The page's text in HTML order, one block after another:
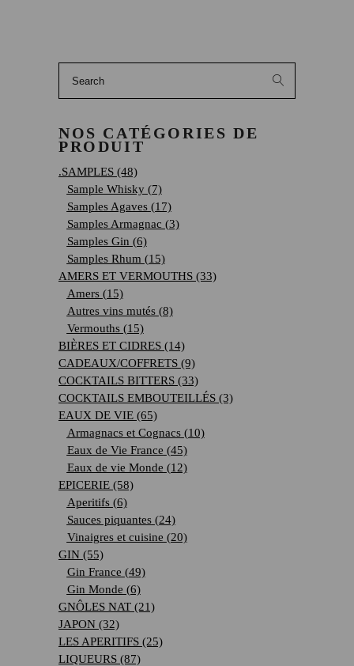
Search
for:
NOS CATÉGORIES DE
PRODUIT
.SAMPLES (48)
Sample Whisky (7)
Samples Agaves (17)
Samples Armagnac (3)
Samples Gin (6)
Samples Rhum (15)
AMERS ET VERMOUTHS (33)
Amers (15)
Autres vins mutés (8)
Vermouths (15)
BIÈRES ET CIDRES (14)
CADEAUX/COFFRETS (9)
COCKTAILS BITTERS (33)
COCKTAILS EMBOUTEILLÉS (3)
EAUX DE VIE (65)
Armagnacs et Cognacs (10)
Eaux de Vie France (45)
Eaux de vie Monde (12)
EPICERIE (58)
Aperitifs (6)
Sauces piquantes (24)
Vinaigres et cuisine (20)
GIN (55)
Gin France (49)
Gin Monde (6)
GNÔLES NAT (21)
JAPON (32)
LES APERITIFS (25)
LIQUEURS (87)